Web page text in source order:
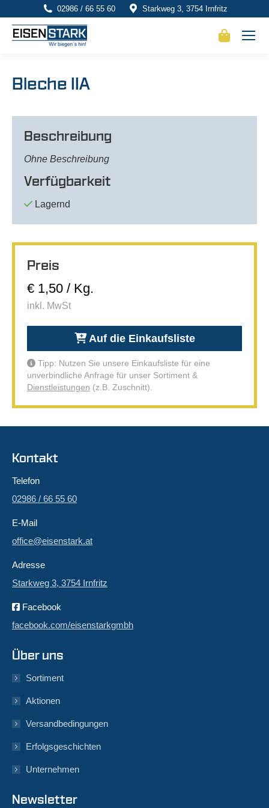
02986 / 66 55 60 Starkweg 3, 3754 Irnfritz
Bleche IIA
Beschreibung
Ohne Beschreibung
Verfügbarkeit
Lagernd
Preis
€ 1,50 / Kg.
inkl. MwSt
Auf die Einkaufsliste
Tipp: Nutzen Sie unsere Einkaufsliste für eine
unverbindliche Anfrage für unser Sortiment &
Dienstleistungen (z.B. Zuschnitt).
Kontakt
Telefon
02986 / 66 55 60
E-Mail
office@eisenstark.at
Adresse
Starkweg 3, 3754 Irnfritz
Facebook
facebook.com/eisenstarkgmbh
Über uns
Sortiment
Aktionen
Versandbedingungen
Erfolgsgeschichten
Unternehmen
Newsletter